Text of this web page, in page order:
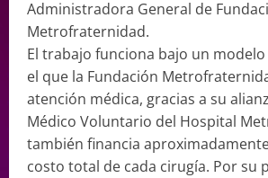
Administradora General de
Metrofraternidad.
El trabajo funciona bajo un
el que la Fundación
atención médica, gracias a su
Médico Voluntario del Hospital
también financia
costo total de cada cirugía. Por su